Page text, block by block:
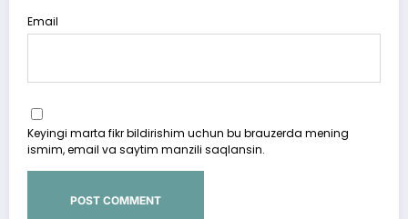
Email
Keyingi marta fikr bildirishim uchun bu brauzerda mening
ismim, email va saytim manzili saqlansin.